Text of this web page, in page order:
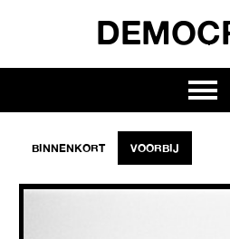
BINNENKORT VOORBIJ